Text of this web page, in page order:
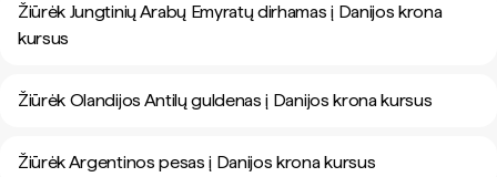
Žiūrėk Jungtinių Arabų Emyratų dirhamas į Danijos krona
kursus
Žiūrėk Olandijos Antilų guldenas į Danijos krona kursus
Žiūrėk Argentinos pesas į Danijos krona kursus